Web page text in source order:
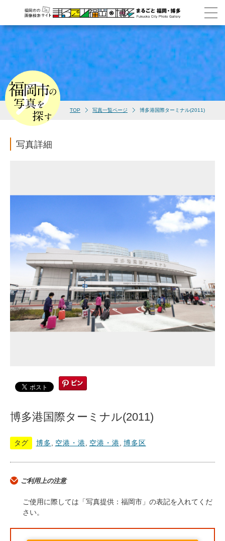
TOP 写真一覧ページ 博多港国際ターミナル(2011)
写真詳細
博多港国際ターミナル(2011)
タグ 博多 空港・港 空港・港 博多区
ご利用上の注意
ご使用に際しては「写真提供：福岡市」の表記を入れてくだ
さい。